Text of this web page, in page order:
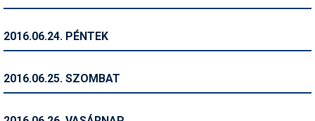
Történelem
2016.06.24. PÉNTEK
2016.06.25. SZOMBAT